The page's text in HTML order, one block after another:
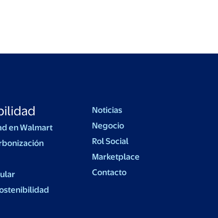
en Walmart
Noticias
Negocio
Rol Social
Marketplace
Contacto